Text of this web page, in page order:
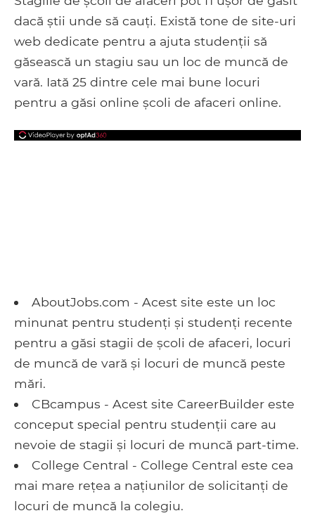
dacă știi unde să cauți. Există tone de site-uri
web dedicate pentru a ajuta studenții să
găsească un stagiu sau un loc de muncă de
vară. Iată 25 dintre cele mai bune locuri
pentru a găsi online școli de afaceri online.
AboutJobs.com - Acest site este un loc
minunat pentru studenți și studenți recente
pentru a găsi stagii de școli de afaceri, locuri
de muncă de vară și locuri de muncă peste
mări.
CBcampus - Acest site CareerBuilder este
conceput special pentru studenții care au
nevoie de stagii și locuri de muncă part-time.
College Central - College Central este cea
mai mare rețea a națiunilor de solicitanți de
locuri de muncă la colegiu.